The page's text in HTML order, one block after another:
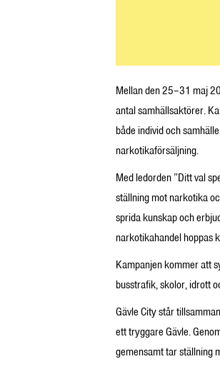
Mellan den 25–31 maj
antal samhällsaktörer.
både individ och
narkotikaförsäljning.
Med ledorden ”Ditt val
ställning mot narkotika
sprida kunskap och
narkotikahandel hoppas
Kampanjen kommer att
busstrafik, skolor, idrott
Gävle City står
ett tryggare Gävle.
gemensamt tar ställning